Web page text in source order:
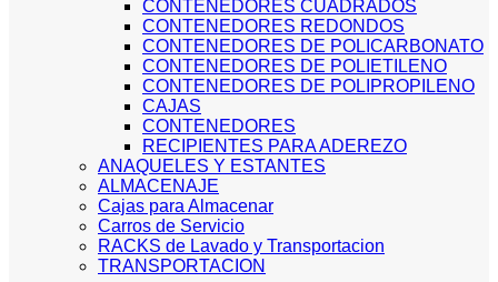
CONTENEDORES CUADRADOS
CONTENEDORES REDONDOS
CONTENEDORES DE POLICARBONATO
CONTENEDORES DE POLIETILENO
CONTENEDORES DE POLIPROPILENO
CAJAS
CONTENEDORES
RECIPIENTES PARA ADEREZO
ANAQUELES Y ESTANTES
ALMACENAJE
Cajas para Almacenar
Carros de Servicio
RACKS de Lavado y Transportacion
TRANSPORTACION